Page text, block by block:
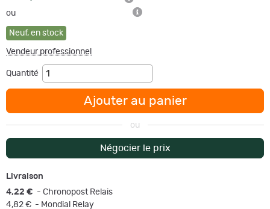
ou
Neuf, en stock
Vendeur professionnel
Quantité
Ajouter au panier
ou
Négocier le prix
Livraison
4,22 € - Chronopost Relais
4,82 € - Mondial Relay